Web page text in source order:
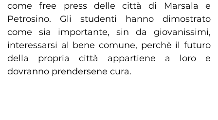
come free press delle città di Marsala e
Petrosino. Gli studenti hanno dimostrato
come sia importante, sin da giovanissimi,
interessarsi al bene comune, perchè il futuro
della propria città appartiene a loro e
dovranno prendersene cura.